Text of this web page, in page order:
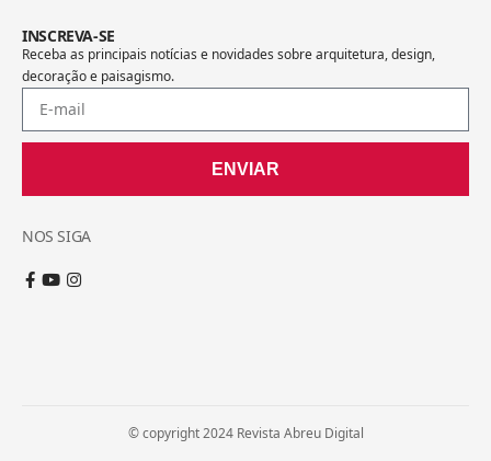
INSCREVA-SE
Receba as principais notícias e novidades sobre arquitetura, design,
decoração e paisagismo.
ENVIAR
NOS SIGA
© copyright 2024 Revista Abreu Digital